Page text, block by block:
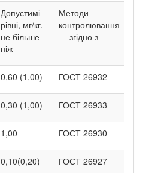
Допустимі
рівні, мг/кг.
не більше
ніж
Методи
контролювання
— згідно з
0,60 (1,00) ГОСТ 26932
0,30 (1,00) ГОСТ 26933
1,00 ГОСТ 26930
0,10(0,20) ГОСТ 26927